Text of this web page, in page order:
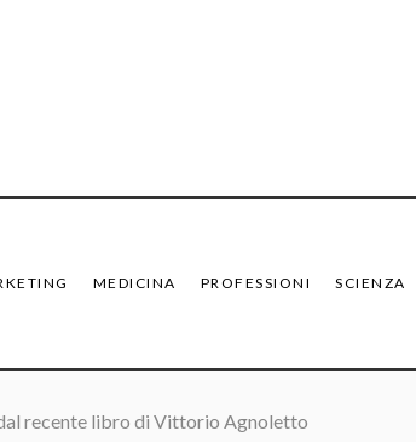
MEDICINA PROFESSIONI SCIENZA
recente libro di Vittorio Agnoletto